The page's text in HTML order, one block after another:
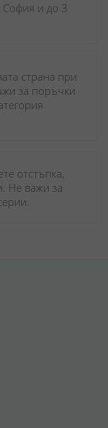
София и до 3
страна при
за поръчки
отстъпка,
Не важи за